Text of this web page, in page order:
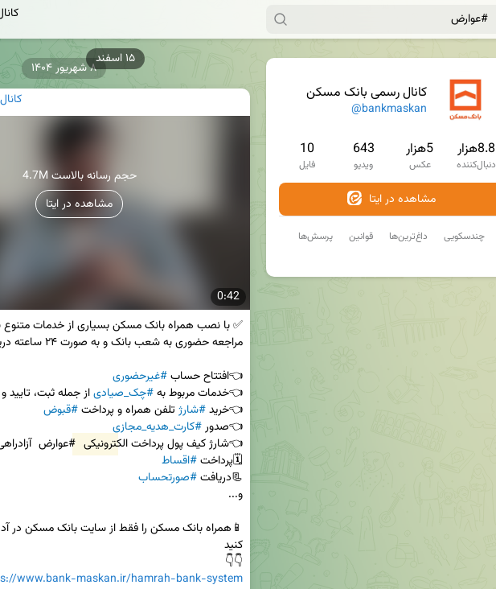
کانال رسمی بانک مسکن
@bankmaskan
8.8هزار
دنبال‌کننده
5هزار
عکس
643
ویدیو
10
فایل
مشاهده در ایتا
پرسش‌ها قوانین داغ‌ترین‌ها چندسکویی
0:42
4.7M حجم رسانه بالاست
مشاهده در ایتا
👈افتتاح حساب #غیرحضوری
👈خدمات مربوط به #چک_صیادی
👈خرید #شارژ تلفن همراه و پرداخت #قبوض
👈صدور #کارت_هدیه_مجازی
👈شارژ کیف پول پرداخت الکترونیکی #عوارض
🗓پرداخت #اقساط
📃دریافت #صورتحساب
👇👇
www.bank-maskan.ir/hamrah-bank-system
۸ شهریور ۱۴۰۴